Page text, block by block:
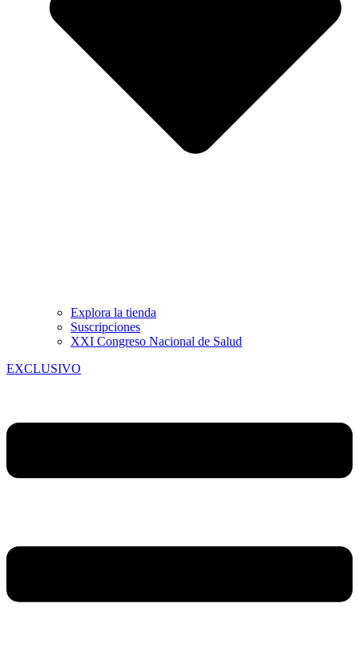
Explora la tienda
Suscripciones
XXI Congreso Nacional de Salud
EXCLUSIVO